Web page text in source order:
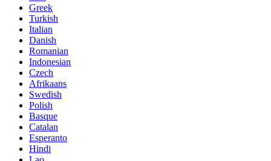
Greek
Turkish
Italian
Danish
Romanian
Indonesian
Czech
Afrikaans
Swedish
Polish
Basque
Catalan
Esperanto
Hindi